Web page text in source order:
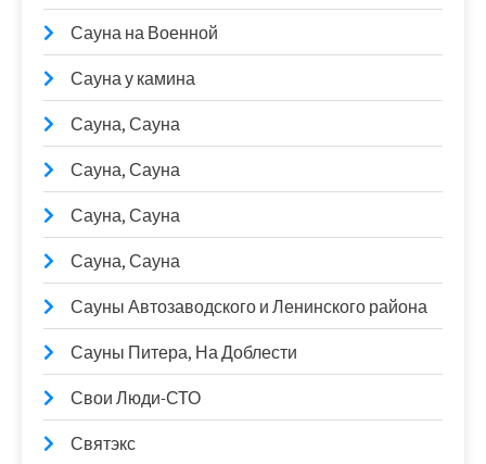
Сауна на Военной
Сауна у камина
Сауна, Сауна
Сауна, Сауна
Сауна, Сауна
Сауна, Сауна
Сауны Автозаводского и Ленинского района
Сауны Питера, На Доблести
Свои Люди-СТО
Святэкс